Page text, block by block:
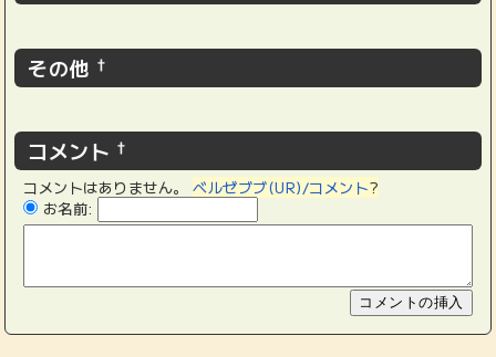
その他 †
コメント †
コメントはありません。ベルゼブブ(UR)/コメント?
お名前: